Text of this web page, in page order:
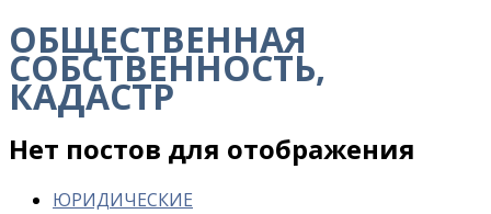
ОБЩЕСТВЕННАЯ
СОБСТВЕННОСТЬ,
КАДАСТР
Нет постов для отображения
ЮРИДИЧЕСКИЕ